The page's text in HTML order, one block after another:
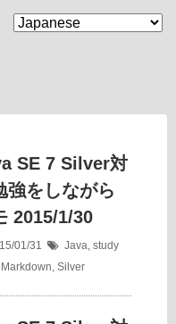
MENU
SE 7 Silver対
強をしながら
2015/1/30
01/31 Java, study
Markdown, Silver